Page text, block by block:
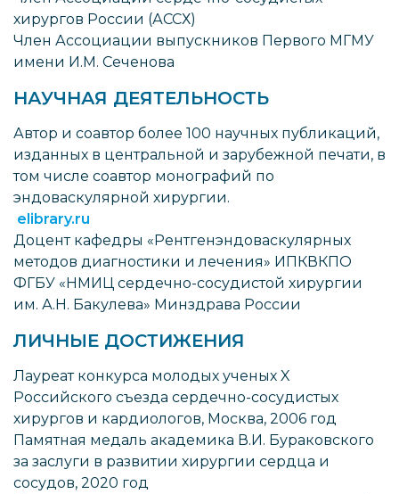
хирургов России (АССХ)
Член Ассоциации выпускников Первого МГМУ
имени И.М. Сеченова
НАУЧНАЯ ДЕЯТЕЛЬНОСТЬ
Автор и соавтор более 100 научных публикаций,
изданных в центральной и зарубежной печати, в
том числе соавтор монографий по
эндоваскулярной хирургии.
elibrary.ru
Доцент кафедры «Рентгенэндоваскулярных
методов диагностики и лечения» ИПКВКПО
ФГБУ «НМИЦ сердечно-сосудистой хирургии
им. А.Н. Бакулева» Минздрава России
ЛИЧНЫЕ ДОСТИЖЕНИЯ
Лауреат конкурса молодых ученых X
Российского съезда сердечно-сосудистых
хирургов и кардиологов, Москва, 2006 год
Памятная медаль академика В.И. Бураковского
за заслуги в развитии хирургии сердца и
сосудов, 2020 год